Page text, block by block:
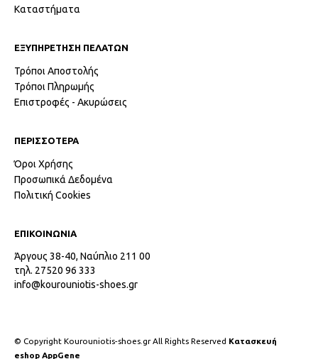
Καταστήματα
ΕΞΥΠΗΡΕΤΗΣΗ ΠΕΛΑΤΩΝ
Τρόποι Αποστολής
Τρόποι Πληρωμής
Επιστροφές - Ακυρώσεις
ΠΕΡΙΣΣΟΤΕΡΑ
Όροι Χρήσης
Προσωπικά Δεδομένα
Πολιτική Cookies
ΕΠΙΚΟΙΝΩΝΙΑ
Άργους 38-40, Ναύπλιο 211 00
τηλ. 27520 96 333
info@kourouniotis-shoes.gr
© Copyright Kourouniotis-shoes.gr All Rights Reserved Κατασκευή
eshop AppGene